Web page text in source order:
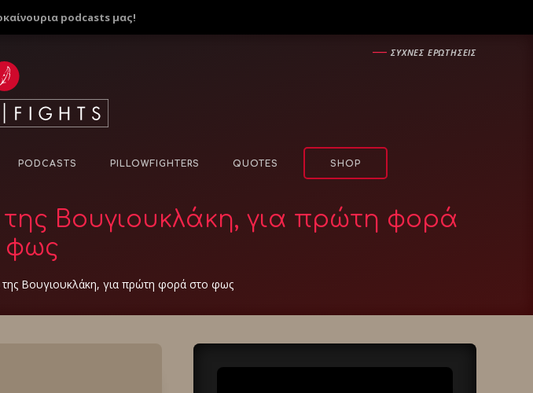
podcasts μας!
―ΣΥΧΝΕΣ ΕΡΩΤΗΣΕΙΣ
PODCASTS PILLOWFIGHTERS QUOTES SHOP
Βουγιουκλάκη, για πρώτη φορά
φως
Βουγιουκλάκη, για πρώτη φορά στο φως